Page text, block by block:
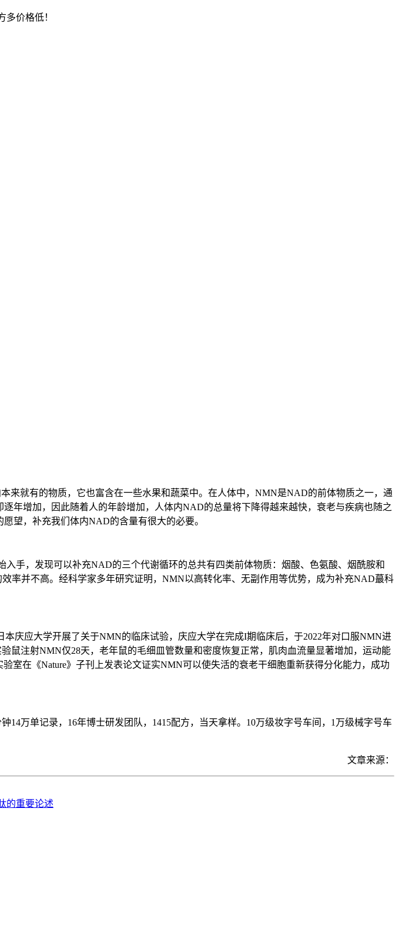
价格低！
就有的物质，它也富含在一些水果和蔬菜中。在人体中，NMN是NAD的前体物质之一，通
年增加，因此随着人的年龄增加，人体内NAD的总量将下降得越来越快，衰老与疾病也随之
望，补充我们体内NAD的含量有很大的必要。
手，发现可以补充NAD的三个代谢循环的总共有四类前体物质：烟酸、色氨酸、烟酰胺和
率并不高。经科学家多年研究证明，NMN以高转化率、无副作用等优势，成为补充NAD蕞科
庆应大学开展了关于NMN的临床试验，庆应大学在完成I期临床后，于2022年对口服NMN进
鼠注射NMN仅28天，老年鼠的毛细皿管数量和密度恢复正常，肌肉血流量显著增加，运动能
室在《Nature》子刊上发表论文证实NMN可以使失活的衰老干细胞重新获得分化能力，成功
万单记录，16年博士研发团队，1415配方，当天拿样。10万级妆字号车间，1万级械字号车
文章来源：
的重要论述